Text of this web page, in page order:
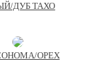
ДУБ ТАХО
ОРЕХ